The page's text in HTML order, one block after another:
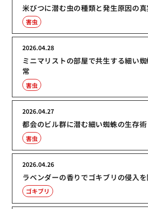
米びつに潜む虫の種類と発生原因の真
害虫
ミニマリストの部屋で共生する細い
常
2026.04.28
害虫
都会のビル群に潜む細い蜘蛛の生存術
2026.04.27
害虫
ラベンダーの香りでゴキブリの侵入
2026.04.26
ゴキブリ